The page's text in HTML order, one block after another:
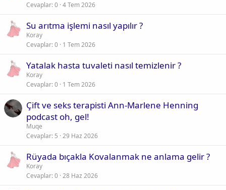
Cevaplar 0 4 Tem 2026
Su arıtma işlemi nasıl yapılır ?
Koray
Cevaplar 0 1 Tem 2026
Yatalak hasta tuvaleti nasıl temizlenir ?
Koray
Cevaplar 0 1 Tem 2026
Çift ve seks terapisti Ann-Marlene Henning
podcast oh, gel!
Muqe
Cevaplar 5 29 Haz 2026
Rüyada bıçakla Kovalanmak ne anlama gelir ?
Koray
Cevaplar 0 28 Haz 2026